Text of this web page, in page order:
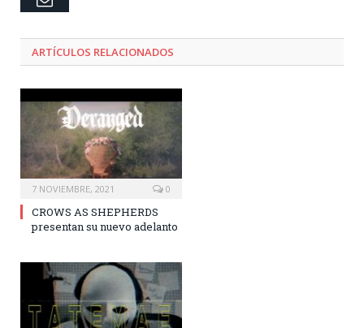
ARTÍCULOS RELACIONADOS
7 NOVIEMBRE, 2021 0
CROWS AS SHEPHERDS
presentan su nuevo adelanto